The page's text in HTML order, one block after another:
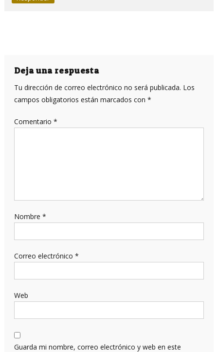
Deja una respuesta
Tu dirección de correo electrónico no será publicada. Los
campos obligatorios están marcados con *
Comentario *
Nombre *
Correo electrónico *
Web
Guarda mi nombre, correo electrónico y web en este